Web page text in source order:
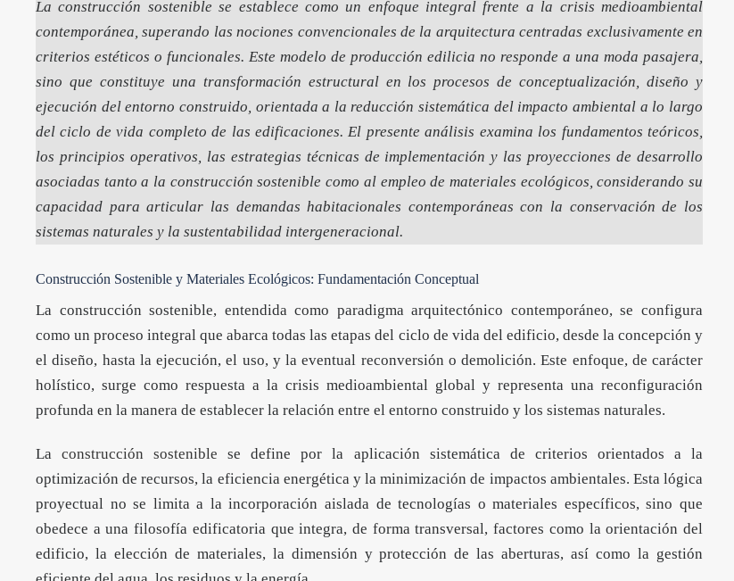
La construcción sostenible se establece como un enfoque integral frente a la crisis medioambiental
contemporánea, superando las nociones convencionales de la arquitectura centradas exclusivamente en
criterios estéticos o funcionales. Este modelo de producción edilicia no responde a una moda pasajera,
sino que constituye una transformación estructural en los procesos de conceptualización, diseño y
ejecución del entorno construido, orientada a la reducción sistemática del impacto ambiental a lo largo
del ciclo de vida completo de las edificaciones. El presente análisis examina los fundamentos teóricos,
los principios operativos, las estrategias técnicas de implementación y las proyecciones de desarrollo
asociadas tanto a la construcción sostenible como al empleo de materiales ecológicos, considerando su
capacidad para articular las demandas habitacionales contemporáneas con la conservación de los
sistemas naturales y la sustentabilidad intergeneracional.
Construcción Sostenible y Materiales Ecológicos: Fundamentación Conceptual
La construcción sostenible, entendida como paradigma arquitectónico contemporáneo, se configura
como un proceso integral que abarca todas las etapas del ciclo de vida del edificio, desde la concepción y
el diseño, hasta la ejecución, el uso, y la eventual reconversión o demolición. Este enfoque, de carácter
holístico, surge como respuesta a la crisis medioambiental global y representa una reconfiguración
profunda en la manera de establecer la relación entre el entorno construido y los sistemas naturales.
Laconstrucción sostenible se define por la aplicación sistemática de criterios orientados a la
optimización de recursos, la eficiencia energética y la minimización de impactos ambientales. Esta lógica
proyectual no se limita a la incorporación aislada de tecnologías o materiales específicos, sino que
obedece a una filosofía edificatoria que integra, de forma transversal, factores como la orientación del
edificio, la elección de materiales, la dimensión y protección de las aberturas, así como la gestión